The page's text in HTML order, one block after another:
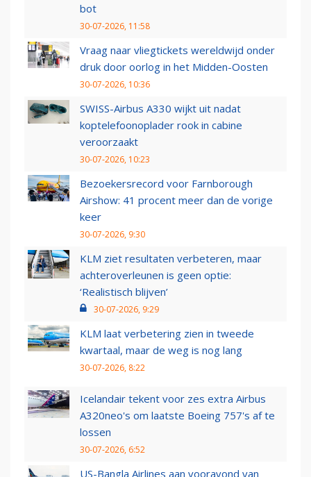
bot
30-07-2026, 11:58
Vraag naar vliegtickets wereldwijd onder
druk door oorlog in het Midden-Oosten
30-07-2026, 10:36
SWISS-Airbus A330 wijkt uit nadat
koptelefoonoplader rook in cabine
veroorzaakt
30-07-2026, 10:23
Bezoekersrecord voor Farnborough
Airshow: 41 procent meer dan de vorige
keer
30-07-2026, 9:30
KLM ziet resultaten verbeteren, maar
achteroverleunen is geen optie:
‘Realistisch blijven’
30-07-2026, 9:29
KLM laat verbetering zien in tweede
kwartaal, maar de weg is nog lang
30-07-2026, 8:22
Icelandair tekent voor zes extra Airbus
A320neo's om laatste Boeing 757's af te
lossen
30-07-2026, 6:52
US-Bangla Airlines aan vooravond van